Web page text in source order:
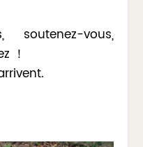
soutenez-vous,
！